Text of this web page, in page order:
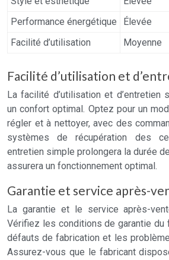
Performance énergétique
Élevée
Facilité d’utilisation
Moyenne
Facilité d’utilisation et
La facilité d’utilisation et d’entretien
un confort optimal. Optez pour un
régler et à nettoyer, avec des
systèmes de récupération des
entretien simple prolongera la durée
assurera un fonctionnement optimal.
Garantie et service après-
La garantie et le service après-
Vérifiez les conditions de garantie du
défauts de fabrication et les
Assurez-vous que le fabricant